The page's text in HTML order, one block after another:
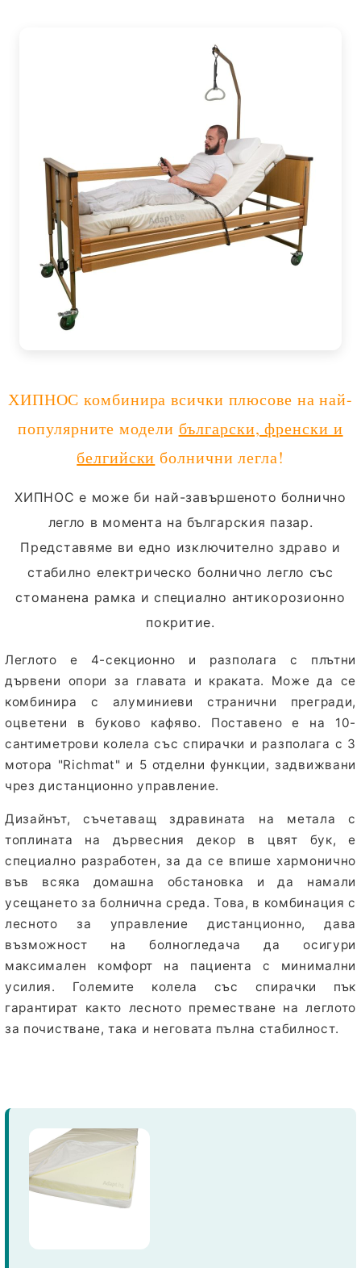
ХИПНОС комбинира всички плюсове на най-
популярните модели български, френски и
белгийски болнични легла!
ХИПНОСе може би най-завършеното болнично
легло в момента на българския пазар.
Представяме ви едно изключително здраво и
стабилно електрическо болнично легло със
стоманена рамка и специално антикорозионно
покритие.
Леглото е 4-секционно и разполага с плътни
дървени опори за главата и краката. Може да се
комбинира с алуминиеви странични прегради,
оцветени в буково кафяво. Поставено е на 10-
сантиметрови колела със спирачки и разполага с 3
мотора "Richmat" и 5 отделни функции, задвижвани
чрез дистанционно управление.
Дизайнът, съчетаващ здравината на метала с
топлината на дървесния декор в цвят бук, е
специално разработен, за да се впише хармонично
във всяка домашна обстановка и да намали
усещането за болнична среда. Това, в комбинация с
лесното за управление дистанционно, дава
възможност на болногледача да осигури
максимален комфорт на пациента с минимални
усилия. Големите колела със спирачки пък
гарантират както лесното преместване на леглото
за почистване, така и неговата пълна стабилност.